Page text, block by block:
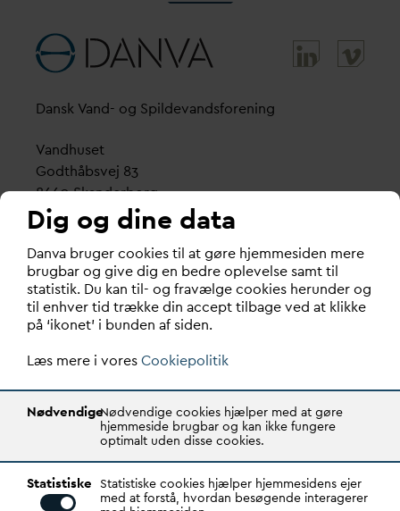
Dansk Vand- og Spildevandsforening
Vandhuset
Godthåbsvej 83
8660 Skanderborg
København
Vester Farimagsgade 1, 5. sal.
1606 København V
Tlf.: 70 21 00 55
CVR: 29031215
Transparency Register: REG 0105047100027-26
A er den samlende kraft ivandsektoren.
Gennem stærke alliancer og klare budskaber taler
D ANVA
andets sag, som vigtig ressource for den
Dig og dine data
Danva bruger cookies til at gøre hjemmesiden mere
brugbar og give dig en bedre oplevelse samt til
statistik. Du kan til- og fravælge cookies herunder og
til enhver tid trække din accept tilbage ved at klikke
på ‘ikonet’ i bunden af siden.
Læs mere i voresCookiepolitik
NødvendigeNødvendige cookies hjælper med at gøre
hjemmeside brugbar og kan ikke fungere
optimalt uden disse cookies.
Statistiske Statistiske cookies hjælper hjemmesidens ejer
med at forstå, hvordan besøgende interagerer